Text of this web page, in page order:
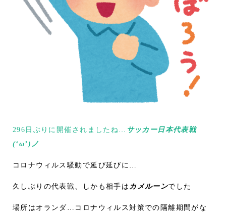
296日ぶりに開催されましたね…
サッカー日本代表戦
(‘ω’)ノ
コロナウィルス騒動で延び延びに…
久しぶりの代表戦、しかも相手は カメルーンでした
場所はオランダ…コロナウィルス対策での隔離期間がな